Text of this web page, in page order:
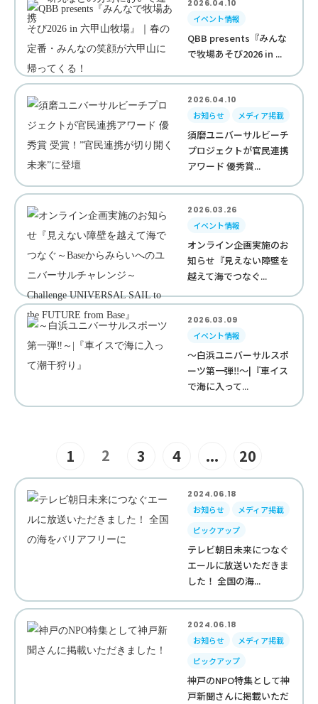
2026.04.10
イベント情報
QBB presents『みんな
で牧場あそび2026 in ...
2026.04.10
お知らせ
メディア掲載
須磨ユニバーサルビーチ
プロジェクトが官民連携
アワード 優秀賞...
2026.03.26
イベント情報
オンライン企画実施のお
知らせ『見えない障壁を
越えて海でつなぐ...
2026.03.09
イベント情報
～白浜ユニバーサルスポ
ーツ第一弾‼︎～|『車イス
で海に入って...
1 2 3 4 ... 20
2024.06.18
お知らせ
メディア掲載
ピックアップ
テレビ朝日未来につなぐ
エールに放送いただきま
した！ 全国の海...
2024.06.18
お知らせ
メディア掲載
ピックアップ
神戸のNPO特集として神
戸新聞さんに掲載いただ